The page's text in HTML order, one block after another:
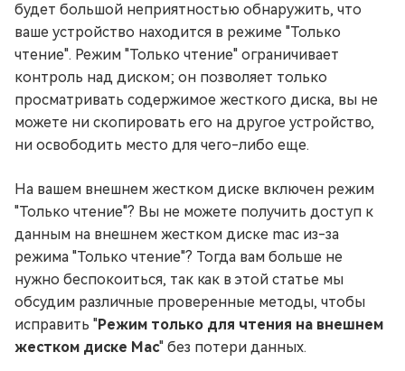
будет большой неприятностью обнаружить, что
ваше устройство находится в режиме "Только
чтение". Режим "Только чтение" ограничивает
контроль над диском; он позволяет только
просматривать содержимое жесткого диска, вы не
можете ни скопировать его на другое устройство,
ни освободить место для чего-либо еще.
На вашем внешнем жестком диске включен режим
"Только чтение"? Вы не можете получить доступ к
данным на внешнем жестком диске mac из-за
режима "Только чтение"? Тогда вам больше не
нужно беспокоиться, так как в этой статье мы
обсудим различные проверенные методы, чтобы
исправить "Режим только для чтения на внешнем
жестком диске Mac" без потери данных.